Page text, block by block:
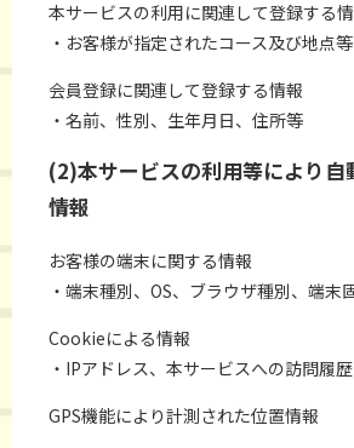
本サービスの利用に関連して登録する
・お客様が指定されたコース及び地点等
会員登録に関連して登録する情報
・名前、性別、生年月日、住所等
(2)本サービスの利用等により自
情報
お客様の端末に関する情報
・端末種別、OS、ブラウザ種別、端末
Cookieによる情報
・IPアドレス、本サービスへの訪問履歴
GPS機能により計測された位置情報